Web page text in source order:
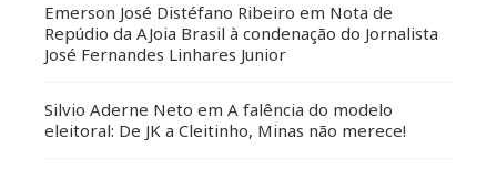
Emerson José Distéfano Ribeiro em Nota de
Repúdio da AJoia Brasil à condenação do Jornalista
José Fernandes Linhares Junior
Silvio Aderne Neto em A falência do modelo
eleitoral: De JK a Cleitinho, Minas não merece!